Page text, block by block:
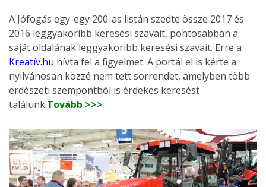
A Jófogás egy-egy 200-as listán szedte össze 2017 és
2016 leggyakoribb keresési szavait, pontosabban a
saját oldalának leggyakoribb keresési szavait. Erre a
Kreatív.hu hívta fel a figyelmet. A portál el is kérte a
nyilvánosan közzé nem tett sorrendet, amelyben több
erdészeti szempontból is érdekes keresést
találunk.Tovább >>>